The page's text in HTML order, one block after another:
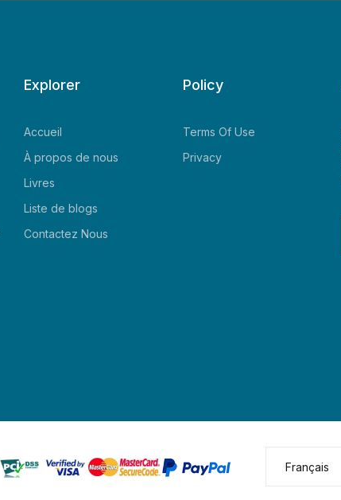
Explorer
Accueil
À propos de nous
Livres
Liste de blogs
Contactez Nous
Policy
Terms Of Use
Privacy
Français